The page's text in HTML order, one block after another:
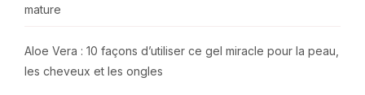
mature
Aloe Vera : 10 façons d’utiliser ce gel miracle pour la peau,
les cheveux et les ongles